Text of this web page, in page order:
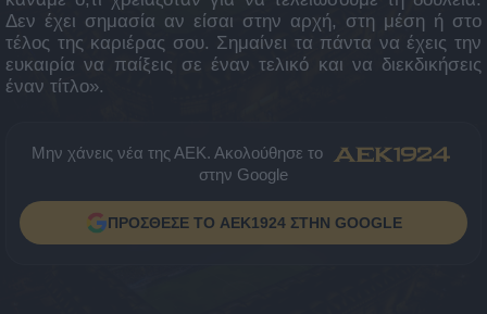
Δεν έχει σημασία αν είσαι στην αρχή, στη μέση ή στο
τέλος της καριέρας σου. Σημαίνει τα πάντα να έχεις την
ευκαιρία να παίξεις σε έναν τελικό και να διεκδικήσεις
έναν τίτλο».
Μην χάνεις νέα της ΑΕΚ. Ακολούθησε το
στην Google
ΠΡΟΣΘΕΣΕ ΤΟ AEK1924 ΣΤΗΝ GOOGLE